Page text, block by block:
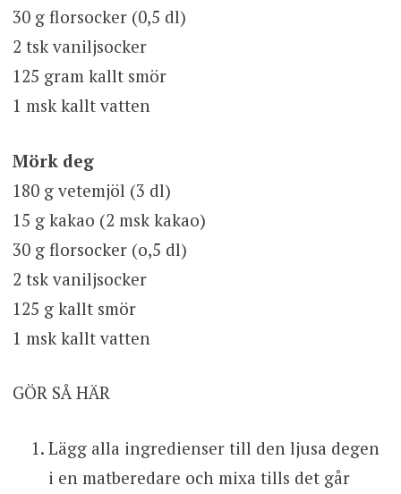
30 g florsocker (0,5 dl)
2 tsk vaniljsocker
125 gram kallt smör
1 msk kallt vatten
Mörk deg
180 g vetemjöl (3 dl)
15 g kakao (2 msk kakao)
30 g florsocker (o,5 dl)
2 tsk vaniljsocker
125 g kallt smör
1 msk kallt vatten
GÖR SÅ HÄR
Lägg alla ingredienser till den ljusa degen
i en matberedare och mixa tills det går